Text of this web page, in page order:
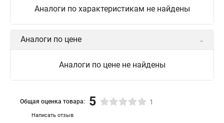
Hikvision поворотная камера
Нikvision микрофон Hikvision поворотная
Hikvision порты
Аналоги по характеристикам не найдены
Аналоги по цене
Аналоги по цене не найдены
Написать отзыв
Общая оценка товара: 5 1